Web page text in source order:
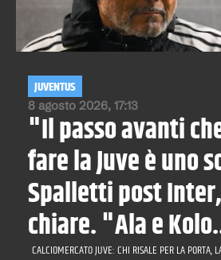
8 agosto 2026, 17:13
JUVENTUS
"Il passo avanti
fare la Juve è uno
Spalletti post
chiare. "Ala e
CALCIOMERCATO JUVE: CHI RISALE PER LA